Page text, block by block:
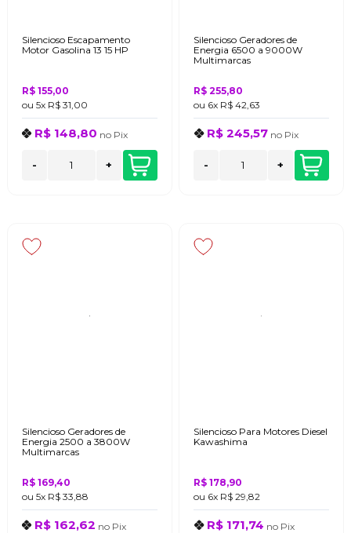
Silencioso Escapamento
Motor Gasolina 13 15 HP
R$ 155,00
ou 5x R$ 31,00
R$ 148,80 no Pix
- +
Silencioso Geradores de
Energia 6500 a 9000W
Multimarcas
R$ 255,80
ou 6x R$ 42,63
R$ 245,57 no Pix
- +
Silencioso Geradores de
Energia 2500 a 3800W
Multimarcas
R$ 169,40
ou 5x R$ 33,88
R$ 162,62 no Pix
Silencioso Para Motores Diesel
Kawashima
R$ 178,90
ou 6x R$ 29,82
R$ 171,74 no Pix